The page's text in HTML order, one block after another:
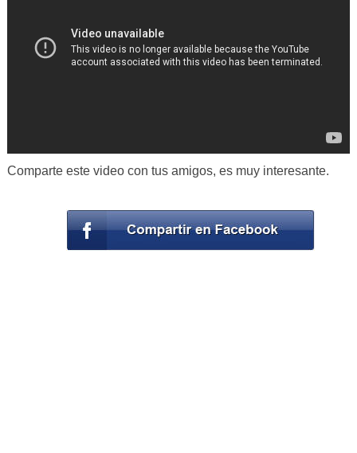
Comparte este video con tus amigos, es muy interesante.